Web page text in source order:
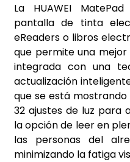
La HUAWEI
pantalla de tinta
eReaders o libros
que permite una
integrada con una
actualización
que se está
32 ajustes de luz para
la opción de leer en
las personas del
minimizando la fatiga